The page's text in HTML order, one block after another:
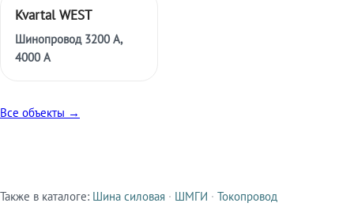
Kvartal WEST
Шинопровод 3200 А,
4000 А
Все объекты →
Смежные продукты
Также в каталоге: Шина силовая · ШМГИ · Токопровод